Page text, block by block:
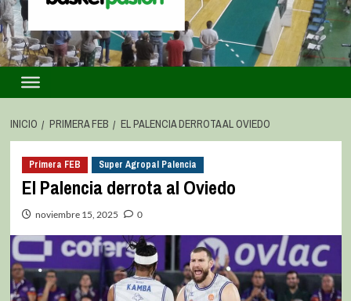
INICIO PRIMERA FEB EL PALENCIA DERROTA AL OVIEDO
Primera FEB Super Agropal Palencia
El Palencia derrota al Oviedo
noviembre 15, 2025 0